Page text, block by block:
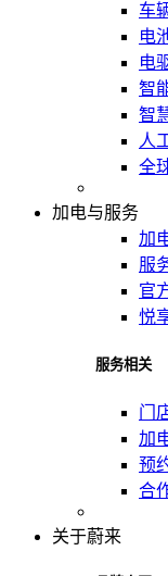
车
电
电
智
智
人
全
加电与服务
加
服
官
悦
服务相关
门
加
预
合
关于蔚来